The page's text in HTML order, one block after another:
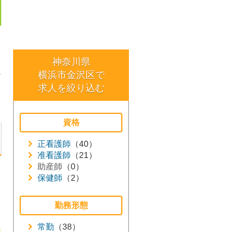
神奈川県
横浜市金沢区で
求人を絞り込む
資格
正看護師 （40）
准看護師 （21）
助産師 （0）
保健師 （2）
勤務形態
常勤 （38）